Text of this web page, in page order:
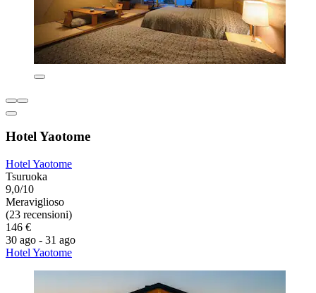
Hotel Yaotome
Hotel Yaotome
Tsuruoka
9,0/10
Meraviglioso
(23 recensioni)
146 €
30 ago - 31 ago
Hotel Yaotome